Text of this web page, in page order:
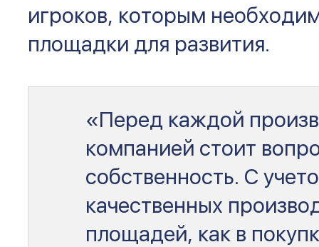
игроков, которым
площадки для развития.
«Перед каждой
компанией стоит
собственность. С
качественных
площадей, как в